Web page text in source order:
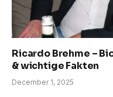
Ricardo Brehme –
& wichtige Fakten
December 1, 2025